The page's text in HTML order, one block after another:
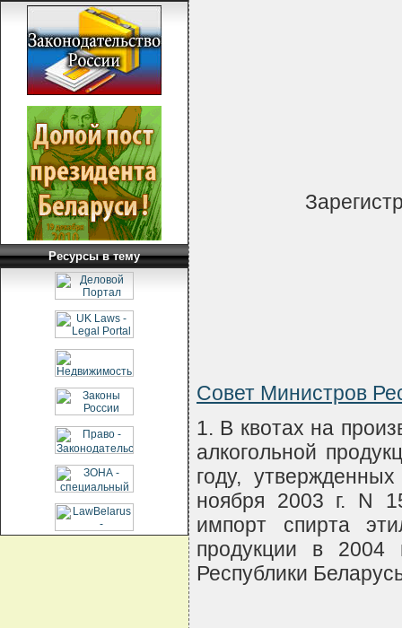
Ресурсы в тему
Совет Министров
1. В квотах на
алкогольной
году,
ноября 2003 г. N
импорт спирта
продукции в 2004
Республики